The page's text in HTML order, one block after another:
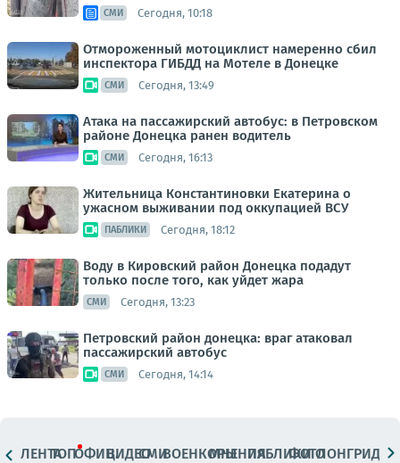
СМИ Сегодня, 10:18
Отмороженный мотоциклист намеренно сбил
инспектора ГИБДД на Мотеле в Донецке
СМИ Сегодня, 13:49
Атака на пассажирский автобус: в Петровском
районе Донецка ранен водитель
СМИ Сегодня, 16:13
Жительница Константиновки Екатерина о
ужасном выживании под оккупацией ВСУ
ПАБЛИКИ Сегодня, 18:12
Воду в Кировский район Донецка подадут
только после того, как уйдет жара
СМИ Сегодня, 13:23
Петровский район донецка: враг атаковал
пассажирский автобус
СМИ Сегодня, 14:14
ЛЕНТАТОПОФИЦ.ВИДЕОСМИВОЕНКОРЫМНЕНИЯПАБЛИКИ
ФОТОЛОНГРИДЫ